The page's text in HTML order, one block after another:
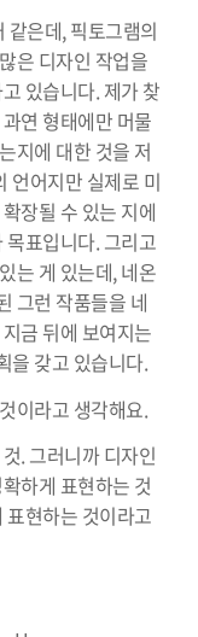
은데, 픽토그램의
은 디자인 작업을
있습니다. 제가 찾
연 형태에만 머물
지에 대한 것을 저
언어지만 실제로 미
장될 수 있는 지에
목표입니다. 그리고
는 게 있는데, 네온
그런 작품들을 네
금 뒤에 보여지는
을 갖고 있습니다.
이라고 생각해요.
. 그러니까 디자인
하게 표현하는 것
현하는 것이라고